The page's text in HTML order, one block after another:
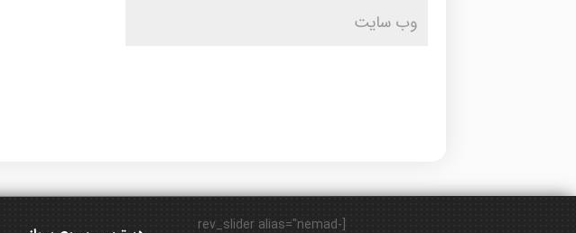
[rev_slider alias="nemad-